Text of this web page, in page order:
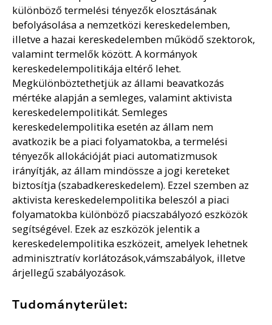
különböző termelési tényezők elosztásának
befolyásolása a nemzetközi kereskedelemben,
illetve a hazai kereskedelemben működő szektorok,
valamint termelők között. A kormányok
kereskedelempolitikája eltérő lehet.
Megkülönböztethetjük az állami beavatkozás
mértéke alapján a semleges, valamint aktivista
kereskedelempolitikát. Semleges
kereskedelempolitika esetén az állam nem
avatkozik be a piaci folyamatokba, a termelési
tényezők allokációját piaci automatizmusok
irányítják, az állam mindössze a jogi kereteket
biztosítja (szabadkereskedelem). Ezzel szemben az
aktivista kereskedelempolitika beleszól a piaci
folyamatokba különböző piacszabályozó eszközök
segítségével. Ezek az eszközök jelentik a
kereskedelempolitika eszközeit, amelyek lehetnek
adminisztratív korlátozások,vámszabályok, illetve
árjellegű szabályozások.
Tudományterület: